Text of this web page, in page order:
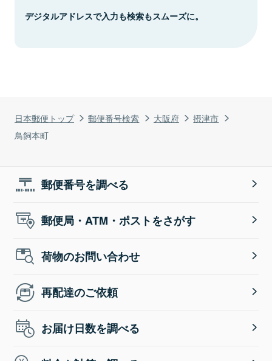
日本郵便トップ 郵便番号検索 大阪府
摂津市
鳥飼本町
デジタルアドレスで入力も検索もスムーズに。
郵便番号を調べる
郵便局・ATM・ポストをさがす
荷物のお問い合わせ
再配達のご依頼
お届け日数を調べる